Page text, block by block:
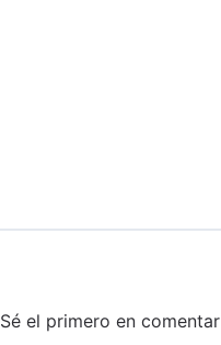
Sé el primero en comentar